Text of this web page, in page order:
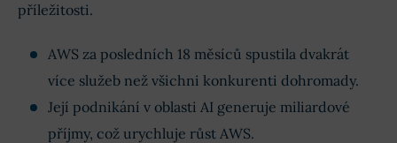
příležitosti.
AWS za posledních 18 měsíců spustila dvakrát
více služeb než všichni konkurenti dohromady.
Její podnikání v oblasti AI generuje miliardové
příjmy, což urychluje růst AWS.